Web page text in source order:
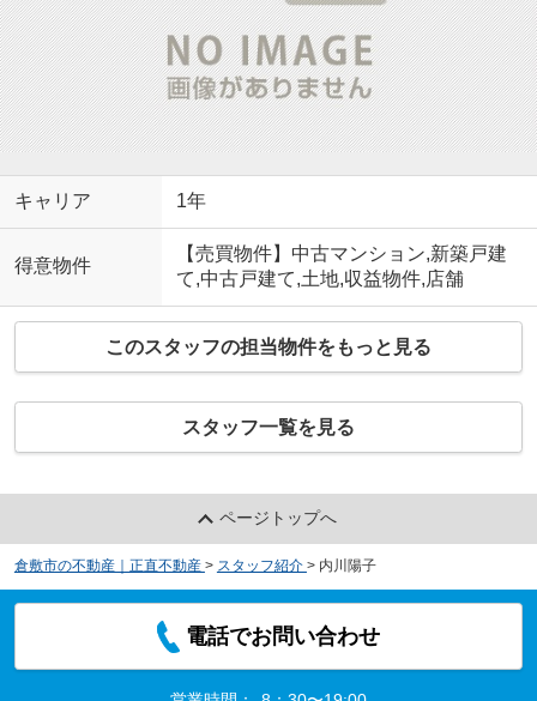
キャリア 1年
得意物件
【売買物件】中古マンション,新築戸建
て,中古戸建て,土地,収益物件,店舗
このスタッフの担当物件をもっと見る
スタッフ一覧を見る
ページトップへ
倉敷市の不動産｜正直不動産 > スタッフ紹介 > 内川陽子
電話でお問い合わせ